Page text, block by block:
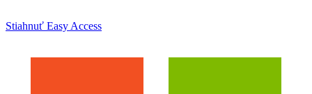
Stiahnuť Easy Access